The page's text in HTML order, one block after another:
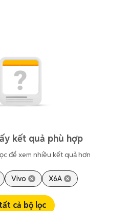
kết quả phù hợp
để xem nhiều kết quả hơn
Vivo X6A
cả bộ lọc